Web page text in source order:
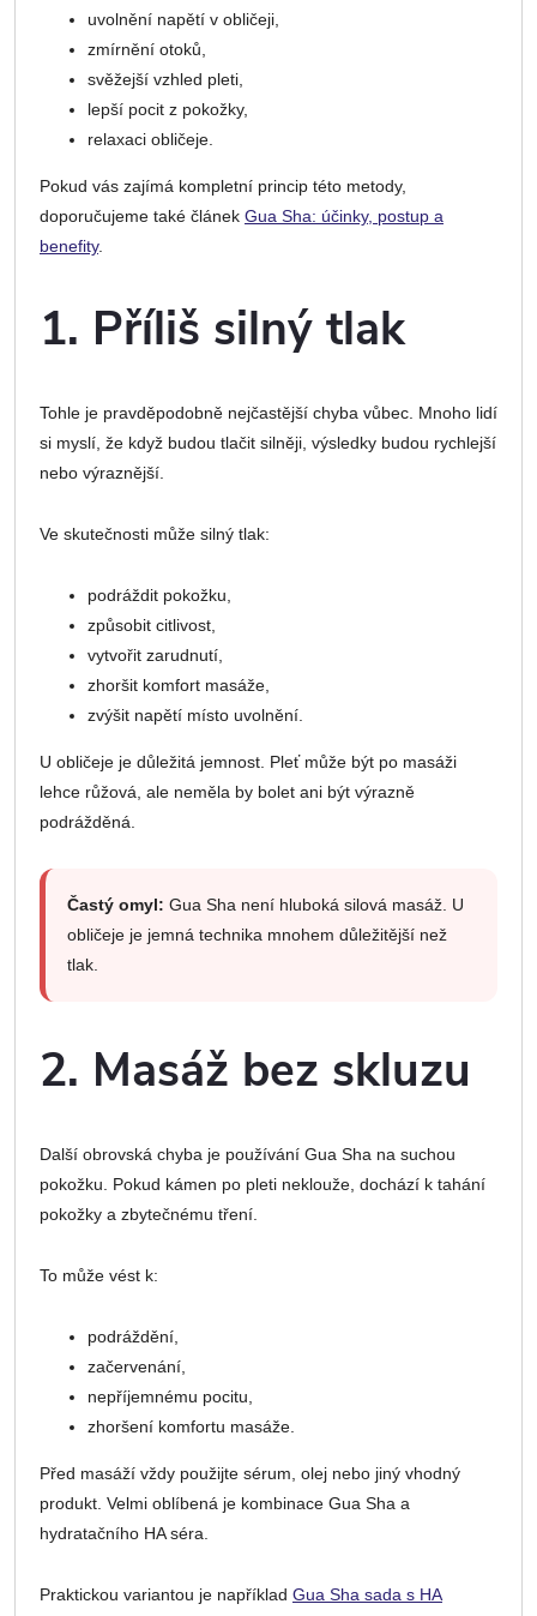
uvolnění napětí v obličeji,
zmírnění otoků,
svěžejší vzhled pleti,
lepší pocit z pokožky,
relaxaci obličeje.
Pokud vás zajímá kompletní princip této metody,
doporučujeme také článek Gua Sha: účinky, postup a
benefity.
1. Příliš silný tlak
Tohle je pravděpodobně nejčastější chyba vůbec. Mnoho lidí
si myslí, že když budou tlačit silněji, výsledky budou rychlejší
nebo výraznější.
Ve skutečnosti může silný tlak:
podráždit pokožku,
způsobit citlivost,
vytvořit zarudnutí,
zhoršit komfort masáže,
zvýšit napětí místo uvolnění.
U obličeje je důležitá jemnost. Pleť může být po masáži
lehce růžová, ale neměla by bolet ani být výrazně
podrážděná.
Častý omyl: Gua Sha není hluboká silová masáž. U
obličeje je jemná technika mnohem důležitější než
tlak.
2. Masáž bez skluzu
Další obrovská chyba je používání Gua Sha na suchou
pokožku. Pokud kámen po pleti neklouže, dochází k tahání
pokožky a zbytečnému tření.
To může vést k:
podráždění,
začervenání,
nepříjemnému pocitu,
zhoršení komfortu masáže.
Před masáží vždy použijte sérum, olej nebo jiný vhodný
produkt. Velmi oblíbená je kombinace Gua Sha a
hydratačního HA séra.
Praktickou variantou je například Gua Sha sada s HA